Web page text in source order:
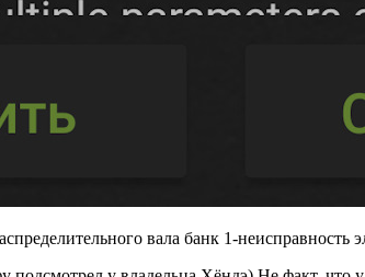
вала банк 1-неисправность